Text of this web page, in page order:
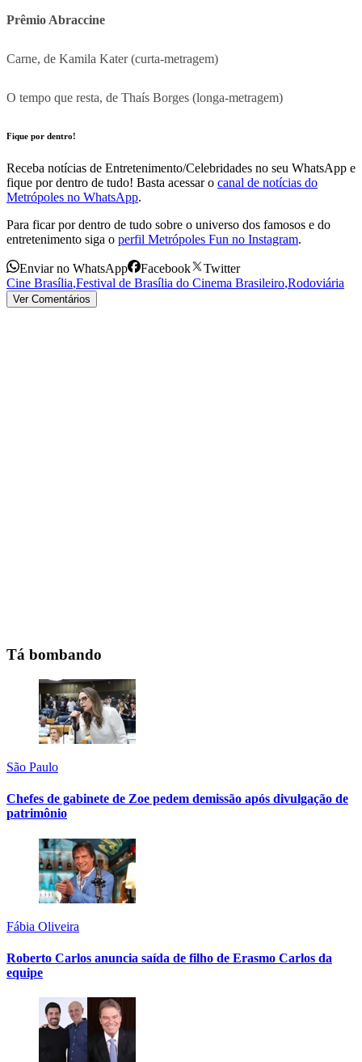
Prêmio Abraccine
Carne, de Kamila Kater (curta-metragem)
O tempo que resta, de Thaís Borges (longa-metragem)
Fique por dentro!
Receba notícias de Entretenimento/Celebridades no seu WhatsApp e
fique por dentro de tudo! Basta acessar o canal de notícias do
Metrópoles no WhatsApp.
Para ficar por dentro de tudo sobre o universo dos famosos e do
entretenimento siga o perfil Metrópoles Fun no Instagram.
Enviar no WhatsApp Facebook
Twitter
Cine Brasília,Festival de Brasília do Cinema Brasileiro,Rodoviária
Ver Comentários
Tá bombando
São Paulo
Chefes de gabinete de Zoe pedem demissão após divulgação de
patrimônio
Fábia Oliveira
Roberto Carlos anuncia saída de filho de Erasmo Carlos da
equipe